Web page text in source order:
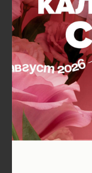
В центре
омоложение
зарубежными